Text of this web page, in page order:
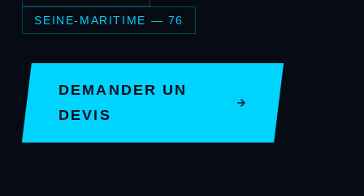
SEINE-MARITIME — 76
DEMANDER UN
DEVIS